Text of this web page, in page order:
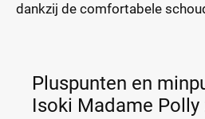
dankzij de comfortabele
Pluspunten en
Isoki Madame Polly